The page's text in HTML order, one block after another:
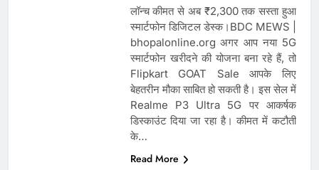
लॉन्च कीमत से अब ₹2,300 तक सस्ता हुआ
स्मार्टफोन डिजिटल डेस्क।BDC MEWS |
bhopalonline.org अगर आप नया 5G
स्मार्टफोन खरीदने की योजना बना रहे हैं, तो
Flipkart GOAT Sale आपके लिए
बेहतरीन मौका साबित हो सकती है। इस सेल में
Realme P3 Ultra 5G पर आकर्षक
डिस्काउंट दिया जा रहा है। कीमत में कटौती
के…
Read More